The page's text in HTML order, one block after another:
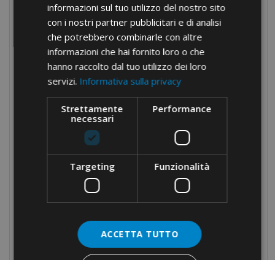
Conexiuni cu șuruburi
Blocuri terminale
Blocuri de distribuție modulare
Presetupe din alamă
Protecție pentru cabluri
Componente pentru tablouri de distribuție
Echipamente manuale
Echipamente hidraulice
Fixări conducte
informazioni sul tuo utilizzo del nostro sito
con i nostri partner pubblicitari e di analisi
che potrebbero combinarle con altre
informazioni che hai fornito loro o che
hanno raccolto dal tuo utilizzo dei loro
servizi. Informativa sulla privacy
Strettamente
necessari
Performance
Targeting Funzionalità
ACCETTA TUTTO